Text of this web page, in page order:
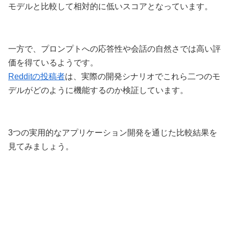
モデルと比較して相対的に低いスコアとなっています。
一方で、プロンプトへの応答性や会話の自然さでは高い評
価を得ているようです。
Redditの投稿者は、実際の開発シナリオでこれら二つのモ
デルがどのように機能するのか検証しています。
3つの実用的なアプリケーション開発を通じた比較結果を
見てみましょう。